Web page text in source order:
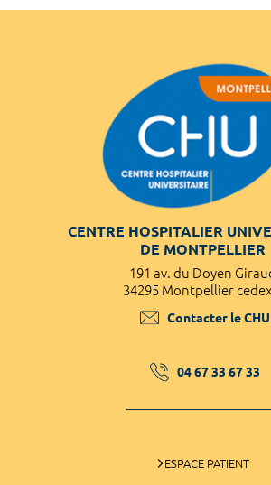
CENTRE HOSPITALIER
DE MONTPELLIER
191 av. du Doyen
34295 Montpellier
Contacter le CHU
04 67 33 67 33
ESPACE PATIENT